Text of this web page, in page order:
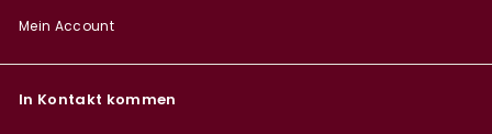
Mein Account
In Kontakt kommen